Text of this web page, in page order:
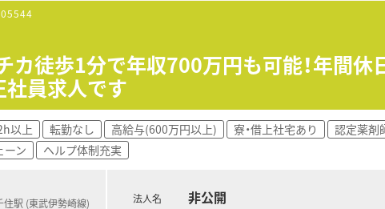
ているため、コミュニケーション能力が高く「愛をもって医療
最新鋭の機械導入により業務効率化が進んでおり、薬剤師が本
剤師が中心となって活躍しており、経営陣の多くが薬剤師出身で
パーセントを超えるなど、性別を問わずライフイベントを大切に
の方や第2新卒の方も多く入社しており、充実した研修制度を活
イルに魅力を感じ、店舗経営の視点を持ちながら収益意識を高
して旅行を楽しむなど、仕事のオンとオフをしっかりと切り替
カ徒歩1分で年収700万円も可能！年間
員求人です
以上 転勤なし 高給与(600万円以上) 寮・借上社宅あり 認定薬剤
ーン ヘルプ体制充実
駅 (東武伊勢崎線) 法人名 非公開